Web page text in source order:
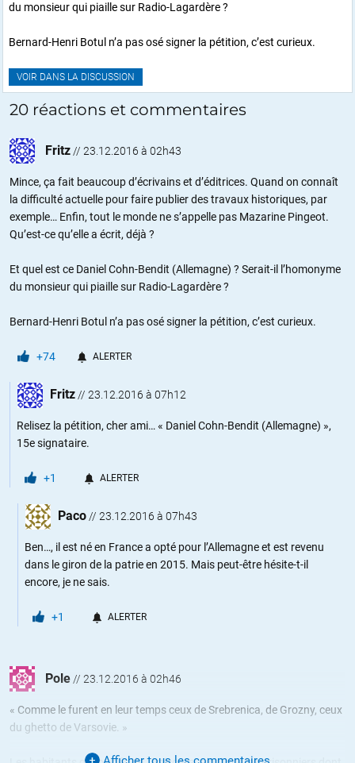
du monsieur qui piaille sur Radio-Lagardère ?
Bernard-Henri Botul n’a pas osé signer la pétition, c’est curieux.
VOIR DANS LA DISCUSSION
20 réactions et commentaires
Fritz// 23.12.2016 à 02h43
Mince, ça fait beaucoup d’écrivains et d’éditrices. Quand on connaît
la difficulté actuelle pour faire publier des travaux historiques, par
exemple… Enfin, tout le monde ne s’appelle pas Mazarine Pingeot.
Qu’est-ce qu’elle a écrit, déjà ?
Et quel est ce Daniel Cohn-Bendit (Allemagne) ? Serait-il l’homonyme
du monsieur qui piaille sur Radio-Lagardère ?
Bernard-Henri Botul n’a pas osé signer la pétition, c’est curieux.
+74 ALERTER
Fritz// 23.12.2016 à 07h12
Relisez la pétition, cher ami… « Daniel Cohn-Bendit (Allemagne) »,
15e signataire.
+1 ALERTER
Paco// 23.12.2016 à 07h43
Ben…, il est né en France a opté pour l’Allemagne et est revenu
dans le giron de la patrie en 2015. Mais peut-être hésite-t-il
encore, je ne sais.
+1 ALERTER
Pole// 23.12.2016 à 02h46
« Comme le furent en leur temps ceux de Srebrenica, de Grozny, ceux
du ghetto de Varsovie. »